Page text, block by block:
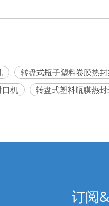
转盘式瓶子塑料卷膜热
口机 转盘式塑料瓶膜热
订阅